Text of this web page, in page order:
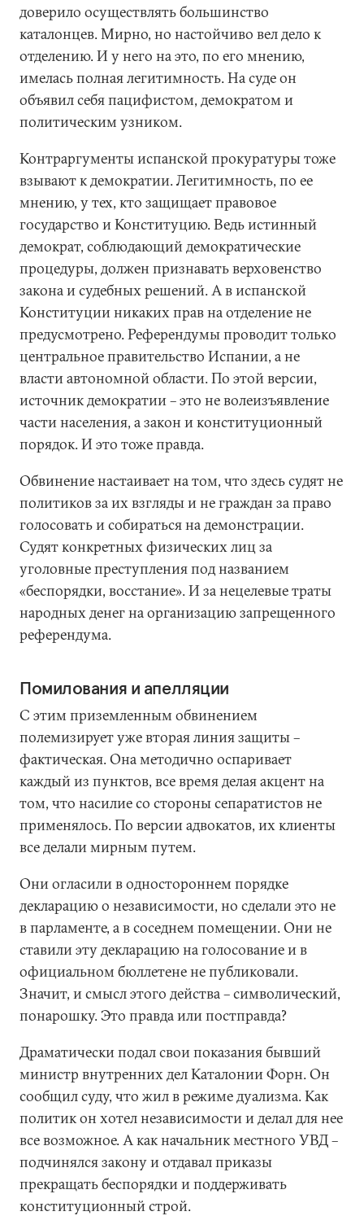
доверило осуществлять большинство
каталонцев. Мирно, но настойчиво вел дело к
отделению. И у него на это, по его мнению,
имелась полная легитимность. На суде он
объявил себя пацифистом, демократом и
политическим узником.
Контраргументы испанской прокуратуры тоже
взывают к демократии. Легитимность, по ее
мнению, у тех, кто защищает правовое
государство и Конституцию. Ведь истинный
демократ, соблюдающий демократические
процедуры, должен признавать верховенство
закона и судебных решений. А в испанской
Конституции никаких прав на отделение не
предусмотрено. Референдумы проводит только
центральное правительство Испании, а не
власти автономной области. По этой версии,
источник демократии – это не волеизъявление
части населения, а закон и конституционный
порядок. И это тоже правда.
Обвинение настаивает на том, что здесь судят не
политиков за их взгляды и не граждан за право
голосовать и собираться на демонстрации.
Судят конкретных физических лиц за
уголовные преступления под названием
«беспорядки, восстание». И за нецелевые траты
народных денег на организацию запрещенного
референдума.
Помилования и апелляции
С этим приземленным обвинением
полемизирует уже вторая линия защиты –
фактическая. Она методично оспаривает
каждый из пунктов, все время делая акцент на
том, что насилие со стороны сепаратистов не
применялось. По версии адвокатов, их клиенты
все делали мирным путем.
Они огласили в одностороннем порядке
декларацию о независимости, но сделали это не
в парламенте, а в соседнем помещении. Они не
ставили эту декларацию на голосование и в
официальном бюллетене не публиковали.
Значит, и смысл этого действа – символический,
понарошку. Это правда или постправда?
Драматически подал свои показания бывший
министр внутренних дел Каталонии Форн. Он
сообщил суду, что жил в режиме дуализма. Как
политик он хотел независимости и делал для нее
все возможное. А как начальник местного УВД –
подчинялся закону и отдавал приказы
прекращать беспорядки и поддерживать
конституционный строй.